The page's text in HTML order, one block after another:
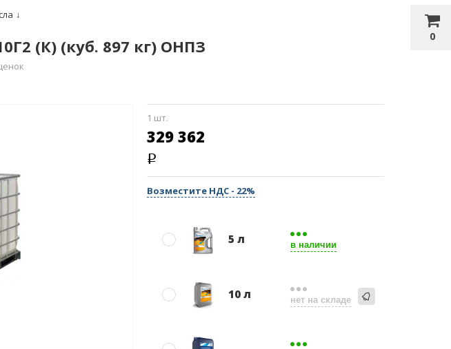
0
↓
(К) (куб. 897 кг) ОНПЗ
1 шт.
329 362
Возместите НДС - 22%
5 л в наличии
10 л нет на складе